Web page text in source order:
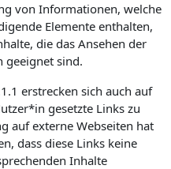
von Informationen, welche
Elemente enthalten,
die das Ansehen der
geeignet sind.
erstrecken sich auch auf
gesetzte Links zu
auf externe Webseiten hat
dass diese Links keine
Inhalte